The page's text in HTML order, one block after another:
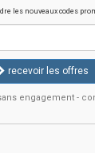
les nouveaux codes
recevoir les offres
engagement -